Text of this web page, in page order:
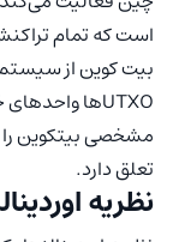
است که تمام
مشخصی بیتکوین
تعلق دارد.
نظریه